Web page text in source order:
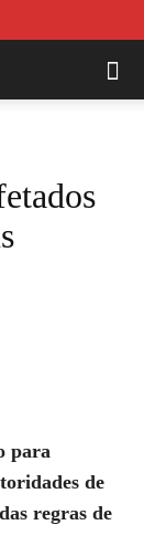
para
de
regras de